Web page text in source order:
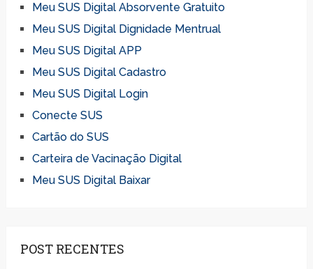
Meu SUS Digital Absorvente Gratuito
Meu SUS Digital Dignidade Mentrual
Meu SUS Digital APP
Meu SUS Digital Cadastro
Meu SUS Digital Login
Conecte SUS
Cartão do SUS
Carteira de Vacinação Digital
Meu SUS Digital Baixar
POST RECENTES